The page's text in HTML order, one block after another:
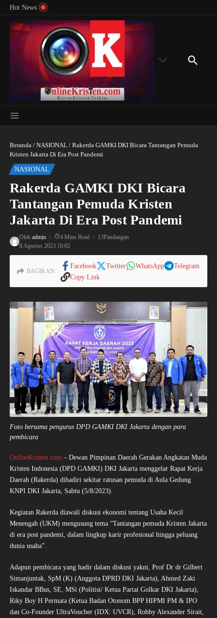
Lewati ke konten
Hot News
Beranda / NASIONAL / Rakerda GAMKI DKI Bicara Tantangan Pemuda
Kristen Jakarta Di Era Post Pandemi
NASIONAL
Rakerda GAMKI DKI Bicara
Tantangan Pemuda Kristen
Jakarta Di Era Post Pandemi
Oleh admin 4 Mins Read
13Pandangan
8 Agustus 2023 10:02
BAGIKAN:
Facebook Twitter WhatsApp
Telegram
Copy Link
Foto bersama pengurus DPD GAMKI DKI Jakarta dengan para
pembicara
OnlineKristen.com – Dewan Pimpinan Daerah Gerakan Angkatan Muda
Kristen Indonesia (DPD GAMKI) DKI Jakarta menggelar Rapat Kerja
Daerah (Rakerda) dihadiri sekitar ratusan pemuda di Aula Gedung
KNPI DKI Jakarta, Sabtu (5/8/2023).
Kegiatan Rakerda diawali diskusi ekonomi tentang Usaha Kecil
Menengah (UKM) mengusung tema “Tantangan pemuda Kristen Jakarta
di era post pandemi, dalam lingkup karir profesional hingga peluang
dunia usaha”.
Adapun pembicara yang hadir dalam diskusi yakni, Prof Dr dr Gilbert
Simanjuntak, SpM (K) (Anggota DPRD DKI Jakarta), Ahmed Zaki
Iskandar BBus, SE, MSi (Politisi/ Ketua Partai Golkar DKI Jakarta),
Riky Boy H Permata (Ketua Badan Otonom BPP HIPMI PM & IPO
dan Co-Founder UltraVoucher (IDX: UVCR), Robby Alexander Sirait,